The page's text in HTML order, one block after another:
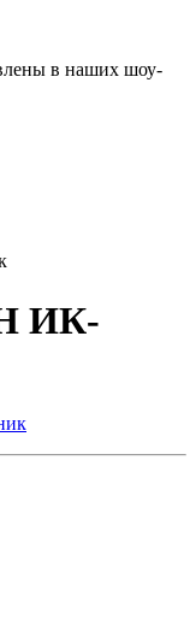
в наших шоу-
ИК-